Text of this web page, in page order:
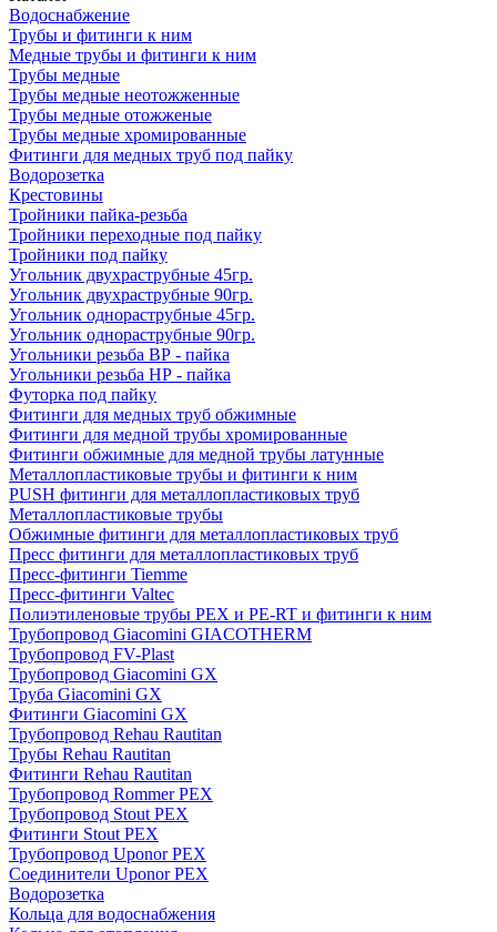
Водоснабжение
Трубы и фитинги к ним
Медные трубы и фитинги к ним
Трубы медные
Трубы медные неотожженные
Трубы медные отожженые
Трубы медные хромированные
Фитинги для медных труб под пайку
Водорозетка
Крестовины
Тройники пайка-резьба
Тройники переходные под пайку
Тройники под пайку
Угольник двухраструбные 45гр.
Угольник двухраструбные 90гр.
Угольник однораструбные 45гр.
Угольник однораструбные 90гр.
Угольники резьба ВР - пайка
Угольники резьба НР - пайка
Футорка под пайку
Фитинги для медных труб обжимные
Фитинги для медной трубы хромированные
Фитинги обжимные для медной трубы латунные
Металлопластиковые трубы и фитинги к ним
PUSH фитинги для металлопластиковых труб
Металлопластиковые трубы
Обжимные фитинги для металлопластиковых труб
Пресс фитинги для металлопластиковых труб
Пресс-фитинги Tiemme
Пресс-фитинги Valtec
Полиэтиленовые трубы PEX и PE-RT и фитинги к ним
Трубопровод Giacomini GIACOTHERM
Трубопровод FV-Plast
Трубопровод Giacomini GX
Труба Giacomini GX
Фитинги Giacomini GX
Трубопровод Rehau Rautitan
Трубы Rehau Rautitan
Фитинги Rehau Rautitan
Трубопровод Rommer PEX
Трубопровод Stout PEX
Фитинги Stout PEX
Трубопровод Uponor PEX
Соединители Uponor PEX
Водорозетка
Кольца для водоснабжения